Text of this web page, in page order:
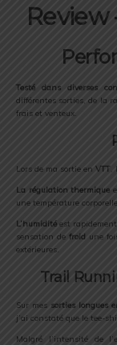
Review
Testé dans diverses
différentes sorties, de la
frais et venteux.
Lors de ma sortie en VTT
La régulation thermique
une température
L’humidité est
sensation defroid une
extérieures.
Trail
Sur mes sorties longues
j’ai constaté que le tee-
Malgré l’intensité de